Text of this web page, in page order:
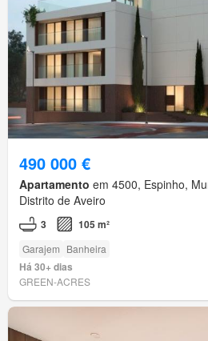
490 000 €
Apartamento em 4500, Espinho,
Distrito de Aveiro
3 105 m²
Garajem Banheira
Há 30+ dias
GREEN-ACRES